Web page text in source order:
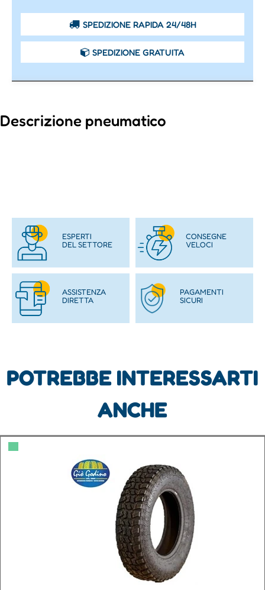
SPEDIZIONE RAPIDA 24/48H
SPEDIZIONE GRATUITA
Descrizione pneumatico
ESPERTI
DEL SETTORE
CONSEGNE
VELOCI
ASSISTENZA
DIRETTA
PAGAMENTI
SICURI
POTREBBE INTERESSARTI
ANCHE
▀